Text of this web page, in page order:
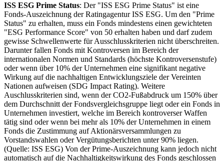
ISS ESG Prime Status: Der "ISS ESG Prime Status" ist eine
Fonds-Auszeichnung der Ratingagentur ISS ESG. Um den "Prime
Status" zu erhalten, muss ein Fonds mindestens einen gewichteten
"ESG Performance Score" von 50 erhalten haben und darf zudem
gewisse Schwellenwerte für Ausschlusskriterien nicht überschreiten.
Darunter fallen Fonds mit Kontroversen im Bereich der
internationalen Normen und Standards (höchste Kontroversenstufe)
oder wenn über 10% der Unternehmen eine signifikant negative
Wirkung auf die nachhaltigen Entwicklungsziele der Vereinten
Nationen aufweisen (SDG Impact Rating). Weitere
Auschlusskriterien sind, wenn der CO2-Fußabdruck um 150% über
dem Durchschnitt der Fondsvergleichsgruppe liegt oder ein Fonds in
Unternehmen investiert, welche im Bereich kontroverser Waffen
tätig sind oder wenn bei mehr als 10% der Unternehmen in einem
Fonds die Zustimmung auf Aktionärsversammlungen zu
Vorstandswahlen oder Vergütungsberichten unter 90% liegen.
(Quelle: ISS ESG) Von der Prime-Auszeichnung kann jedoch nicht
automatisch auf die Nachhaltigkeitswirkung des Fonds geschlossen